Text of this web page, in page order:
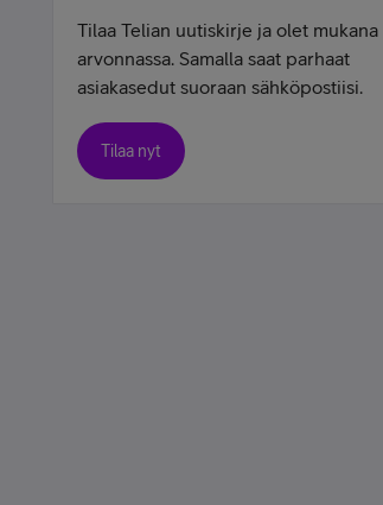
Tilaa Telian uutiskirje ja olet mukana
arvonnassa. Samalla saat parhaat
asiakasedut suoraan sähköpostiisi.
Tilaa nyt